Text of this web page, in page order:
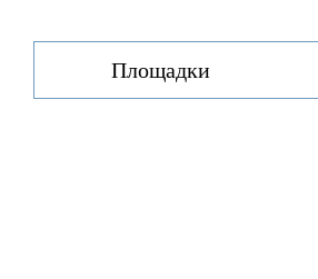
Площадки